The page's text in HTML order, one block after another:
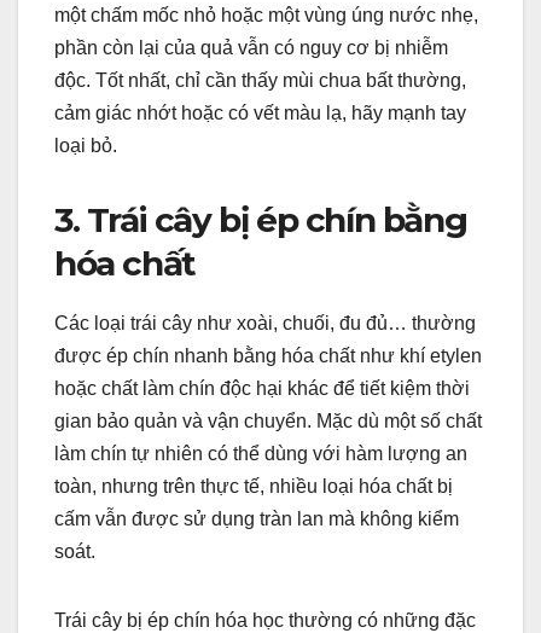
một chấm mốc nhỏ hoặc một vùng úng nước nhẹ,
phần còn lại của quả vẫn có nguy cơ bị nhiễm
độc. Tốt nhất, chỉ cần thấy mùi chua bất thường,
cảm giác nhớt hoặc có vết màu lạ, hãy mạnh tay
loại bỏ.
3. Trái cây bị ép chín bằng
hóa chất
Các loại trái cây như xoài, chuối, đu đủ… thường
được ép chín nhanh bằng hóa chất như khí etylen
hoặc chất làm chín độc hại khác để tiết kiệm thời
gian bảo quản và vận chuyển. Mặc dù một số chất
làm chín tự nhiên có thể dùng với hàm lượng an
toàn, nhưng trên thực tế, nhiều loại hóa chất bị
cấm vẫn được sử dụng tràn lan mà không kiểm
soát.
Trái cây bị ép chín hóa học thường có những đặc